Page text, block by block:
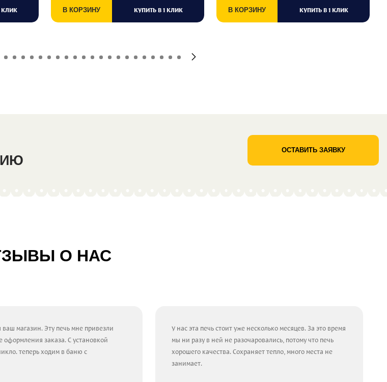
КЛИК В КОРЗИНУ КУПИТЬ В 1 КЛИК В КОРЗИНУ КУПИТЬ В 1 КЛИК
ОСТАВИТЬ ЗАЯВКУ
О НАС
магазин. Эту печь мне привезли
оформления заказа. С установкой
теперь ходим в баню с
У нас эта печь стоит уже несколько месяцев. За это время
мы ни разу в ней не разочаровались, потому что печь
хорошего качества. Сохраняет тепло, много места не
занимает.